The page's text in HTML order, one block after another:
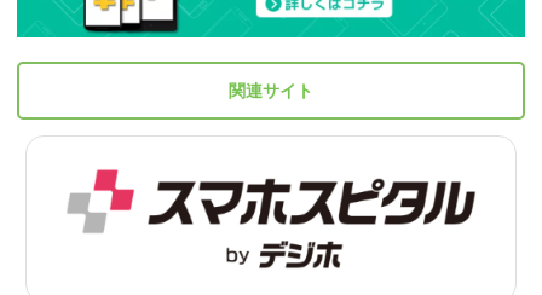
関連サイト